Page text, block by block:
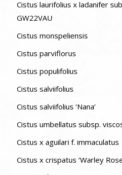
Cistus laurifolius x ladanifer
GW22VAU
Cistus monspeliensis
Cistus parviflorus
Cistus populifolius
Cistus salviifolius
Cistus salviifolius ‘Nana’
Cistus umbellatus subsp.
Cistus x aguilari f. immaculatus
Cistus x crispatus ‘Warley